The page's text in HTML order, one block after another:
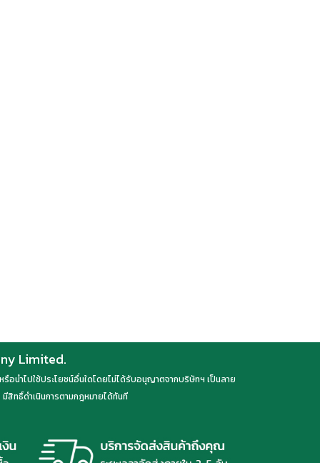
Limited.
นำไปใช้ประโยชน์อื่นใดโดยไม่ได้รับอนุญาตจากบริษัทฯ เป็นลาย
สิทธิ์ดำเนินการตามกฎหมายได้ทันที